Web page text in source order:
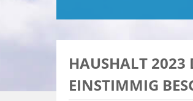
HAUSHALT 2023
EINSTIMMIG